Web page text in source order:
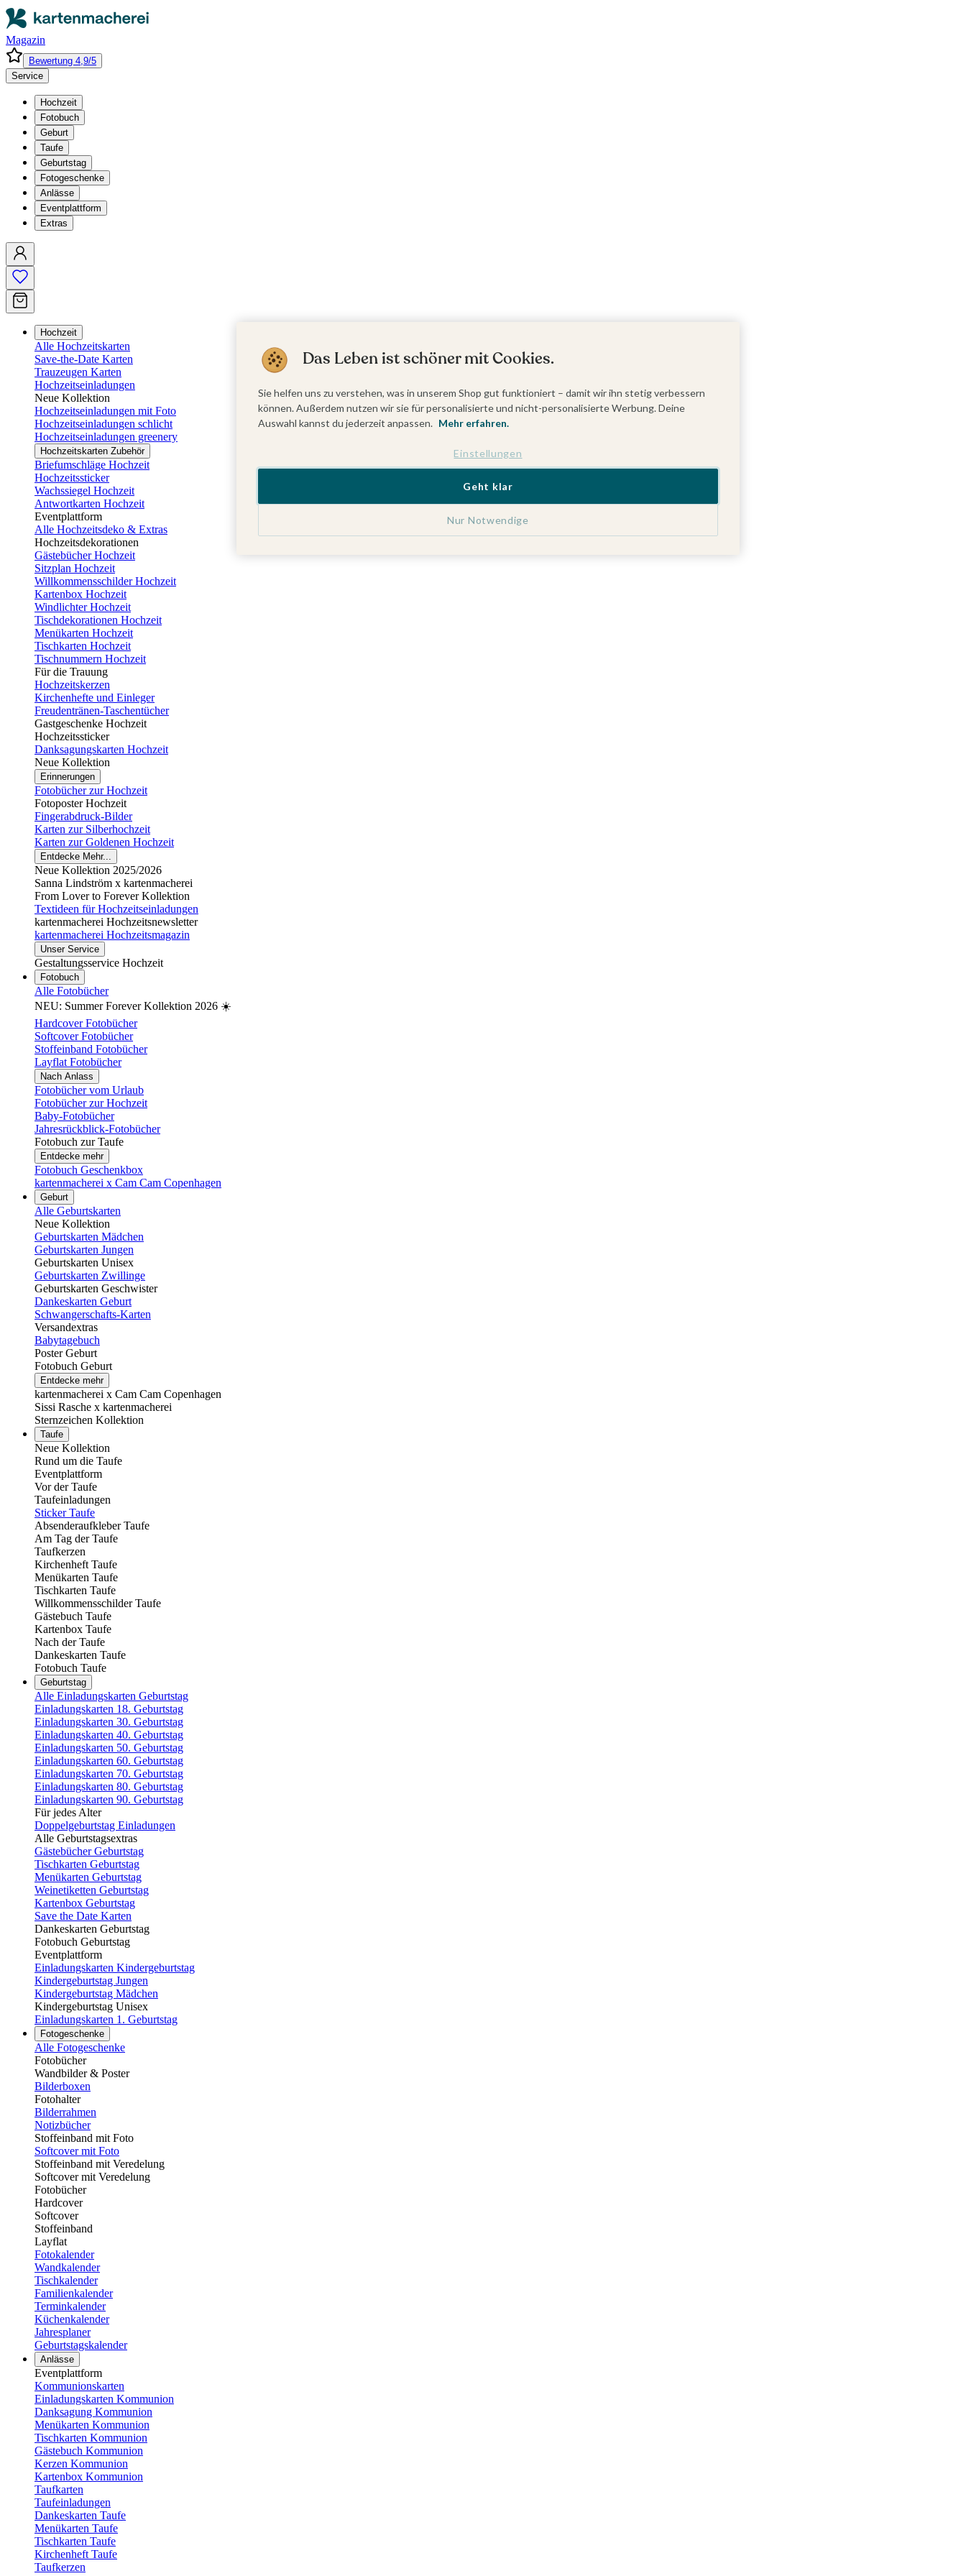
Magazin
Bewertung 4,9/5
Service
Hochzeit
Fotobuch
Geburt
Taufe
Geburtstag
Fotogeschenke
Anlässe
Eventplattform
Extras
Hochzeit
Alle Hochzeitskarten
Save-the-Date Karten
Trauzeugen Karten
Hochzeitseinladungen
Neue Kollektion
Hochzeitseinladungen mit Foto
Hochzeitseinladungen schlicht
Hochzeitseinladungen greenery
Hochzeitskarten Zubehör
Briefumschläge Hochzeit
Hochzeitssticker
Wachssiegel Hochzeit
Antwortkarten Hochzeit
Eventplattform
Alle Hochzeitsdeko & Extras
Hochzeitsdekorationen
Gästebücher Hochzeit
Sitzplan Hochzeit
Willkommensschilder Hochzeit
Kartenbox Hochzeit
Windlichter Hochzeit
Tischdekorationen Hochzeit
Menükarten Hochzeit
Tischkarten Hochzeit
Tischnummern Hochzeit
Für die Trauung
Hochzeitskerzen
Kirchenhefte und Einleger
Freudentränen-Taschentücher
Gastgeschenke Hochzeit
Hochzeitssticker
Danksagungskarten Hochzeit
Neue Kollektion
Erinnerungen
Fotobücher zur Hochzeit
Fotoposter Hochzeit
Fingerabdruck-Bilder
Karten zur Silberhochzeit
Karten zur Goldenen Hochzeit
Entdecke Mehr...
Neue Kollektion 2025/2026
Sanna Lindström x kartenmacherei
From Lover to Forever Kollektion
Textideen für Hochzeitseinladungen
kartenmacherei Hochzeitsnewsletter
kartenmacherei Hochzeitsmagazin
Unser Service
Gestaltungsservice Hochzeit
Fotobuch
Alle Fotobücher
NEU: Summer Forever Kollektion 2026 ☀️
Hardcover Fotobücher
Softcover Fotobücher
Stoffeinband Fotobücher
Layflat Fotobücher
Nach Anlass
Fotobücher vom Urlaub
Fotobücher zur Hochzeit
Baby-Fotobücher
Jahresrückblick-Fotobücher
Fotobuch zur Taufe
Entdecke mehr
Fotobuch Geschenkbox
kartenmacherei x Cam Cam Copenhagen
Geburt
Alle Geburtskarten
Neue Kollektion
Geburtskarten Mädchen
Geburtskarten Jungen
Geburtskarten Unisex
Geburtskarten Zwillinge
Geburtskarten Geschwister
Dankeskarten Geburt
Schwangerschafts-Karten
Versandextras
Babytagebuch
Poster Geburt
Fotobuch Geburt
Entdecke mehr
kartenmacherei x Cam Cam Copenhagen
Sissi Rasche x kartenmacherei
Sternzeichen Kollektion
Taufe
Neue Kollektion
Rund um die Taufe
Eventplattform
Vor der Taufe
Taufeinladungen
Sticker Taufe
Absenderaufkleber Taufe
Am Tag der Taufe
Taufkerzen
Kirchenheft Taufe
Menükarten Taufe
Tischkarten Taufe
Willkommensschilder Taufe
Gästebuch Taufe
Kartenbox Taufe
Nach der Taufe
Dankeskarten Taufe
Fotobuch Taufe
Geburtstag
Alle Einladungskarten Geburtstag
Einladungskarten 18. Geburtstag
Einladungskarten 30. Geburtstag
Einladungskarten 40. Geburtstag
Einladungskarten 50. Geburtstag
Einladungskarten 60. Geburtstag
Einladungskarten 70. Geburtstag
Einladungskarten 80. Geburtstag
Einladungskarten 90. Geburtstag
Für jedes Alter
Doppelgeburtstag Einladungen
Alle Geburtstagsextras
Gästebücher Geburtstag
Tischkarten Geburtstag
Menükarten Geburtstag
Weinetiketten Geburtstag
Kartenbox Geburtstag
Save the Date Karten
Dankeskarten Geburtstag
Fotobuch Geburtstag
Eventplattform
Einladungskarten Kindergeburtstag
Kindergeburtstag Jungen
Kindergeburtstag Mädchen
Kindergeburtstag Unisex
Einladungskarten 1. Geburtstag
Fotogeschenke
Alle Fotogeschenke
Fotobücher
Wandbilder & Poster
Bilderboxen
Fotohalter
Bilderrahmen
Notizbücher
Stoffeinband mit Foto
Softcover mit Foto
Stoffeinband mit Veredelung
Softcover mit Veredelung
Fotobücher
Hardcover
Softcover
Stoffeinband
Layflat
Fotokalender
Wandkalender
Tischkalender
Familienkalender
Terminkalender
Küchenkalender
Jahresplaner
Geburtstagskalender
Anlässe
Eventplattform
Kommunionskarten
Einladungskarten Kommunion
Danksagung Kommunion
Menükarten Kommunion
Tischkarten Kommunion
Gästebuch Kommunion
Kerzen Kommunion
Kartenbox Kommunion
Taufkarten
Taufeinladungen
Dankeskarten Taufe
Menükarten Taufe
Tischkarten Taufe
Kirchenheft Taufe
Taufkerzen
Das Leben ist schöner mit Cookies.
Sie helfen uns zu verstehen, was in unserem Shop gut funktioniert – damit wir ihn stetig verbessern
können. Außerdem nutzen wir sie für personalisierte und nicht-personalisierte Werbung. Deine
Auswahl kannst du jederzeit anpassen. Mehr erfahren.
Einstellungen
Nur Notwendige
Geht klar